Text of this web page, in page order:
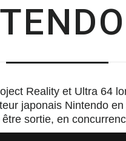
Reality et Ultra 64
japonais Nintendo
sortie, en